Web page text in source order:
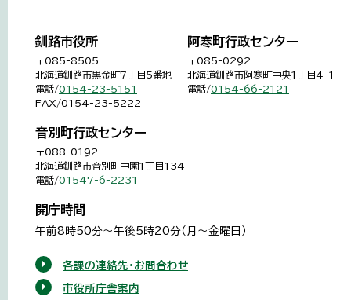
釧路市役所
〒085-8505
北海道釧路市黒金町7丁目5番地
電話/0154-23-5151
FAX/0154-23-5222
阿寒町行政センター
〒085-0292
北海道釧路市阿寒町中央1丁目4-1
電話/0154-66-2121
音別町行政センター
〒088-0192
北海道釧路市音別町中園1丁目134
電話/01547-6-2231
開庁時間
午前8時50分～午後5時20分（月～金曜日）
各課の連絡先・お問合わせ
市役所庁舎案内